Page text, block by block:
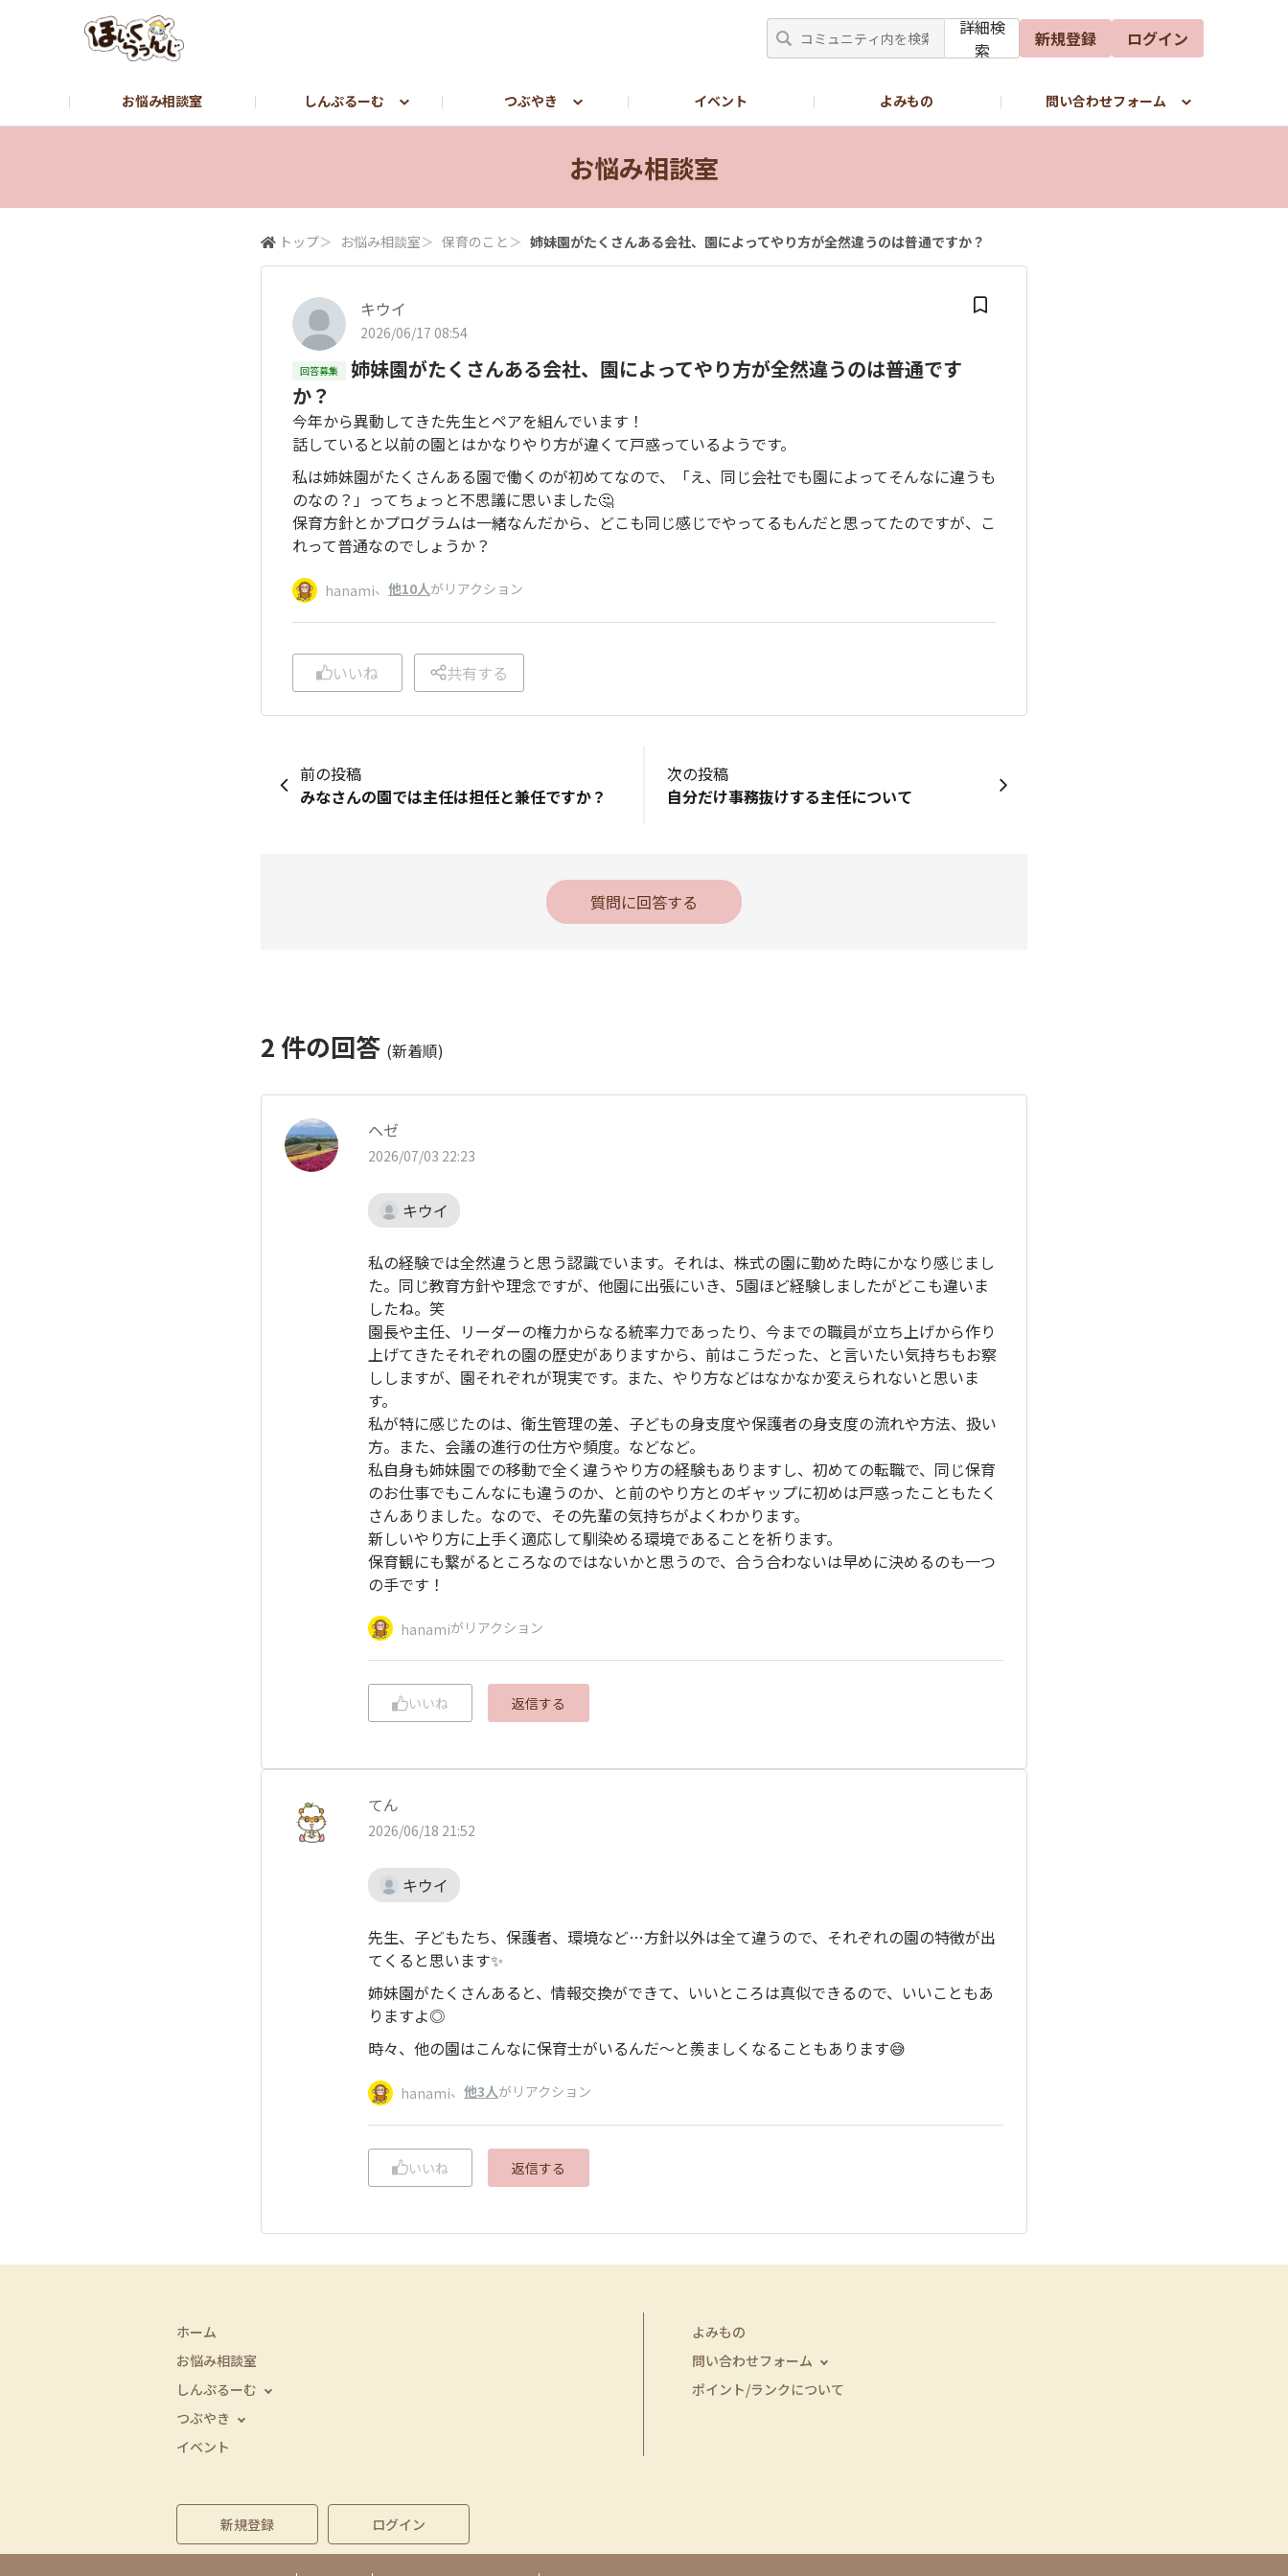
詳細検
索
新規登録 ログイン
お悩み相談室 しんぷるーむ つぶやき イベント よみもの 問い合わせフォーム
お悩み相談室
トップ＞ お悩み相談室＞ 保育のこと ＞ 姉妹園がたくさんある会社、園によってやり方が全然違うのは普通ですか？
キウイ
2026/06/17 08:54
回答募集
姉妹園がたくさんある会社、園によってやり方が全然違うのは普通です
か？
今年から異動してきた先生とペアを組んでいます！
話していると以前の園とはかなりやり方が違くて戸惑っているようです。
私は姉妹園がたくさんある園で働くのが初めてなので、「え、同じ会社でも園によってそんなに違うも
のなの？」ってちょっと不思議に思いました🤔
保育方針とかプログラムは一緒なんだから、どこも同じ感じでやってるもんだと思ってたのですが、こ
れって普通なのでしょうか？
hanami、 他10人がリアクション
いいね 共有する
前の投稿
みなさんの園では主任は担任と兼任ですか？
次の投稿
自分だけ事務抜けする主任について
質問に回答する
2 件の回答 (新着順)
ヘゼ
2026/07/03 22:23
キウイ
私の経験では全然違うと思う認識でいます。それは、株式の園に勤めた時にかなり感じまし
た。同じ教育方針や理念ですが、他園に出張にいき、5園ほど経験しましたがどこも違いま
したね。笑
園長や主任、リーダーの権力からなる統率力であったり、今までの職員が立ち上げから作り
上げてきたそれぞれの園の歴史がありますから、前はこうだった、と言いたい気持ちもお察
ししますが、園それぞれが現実です。また、やり方などはなかなか変えられないと思いま
す。
私が特に感じたのは、衛生管理の差、子どもの身支度や保護者の身支度の流れや方法、扱い
方。また、会議の進行の仕方や頻度。などなど。
私自身も姉妹園での移動で全く違うやり方の経験もありますし、初めての転職で、同じ保育
のお仕事でもこんなにも違うのか、と前のやり方とのギャップに初めは戸惑ったこともたく
さんありました。なので、その先輩の気持ちがよくわかります。
新しいやり方に上手く適応して馴染める環境であることを祈ります。
保育観にも繋がるところなのではないかと思うので、合う合わないは早めに決めるのも一つ
の手です！
hanamiがリアクション
いいね 返信する
てん
2026/06/18 21:52
キウイ
先生、子どもたち、保護者、環境など…方針以外は全て違うので、それぞれの園の特徴が出
てくると思います✨
姉妹園がたくさんあると、情報交換ができて、いいところは真似できるので、いいこともあ
りますよ◎
時々、他の園はこんなに保育士がいるんだ〜と羨ましくなることもあります😅
hanami、 他3人がリアクション
いいね 返信する
ホーム
お悩み相談室
しんぷるーむ
つぶやき
イベント
よみもの
問い合わせフォーム
ポイント/ランクについて
新規登録 ログイン